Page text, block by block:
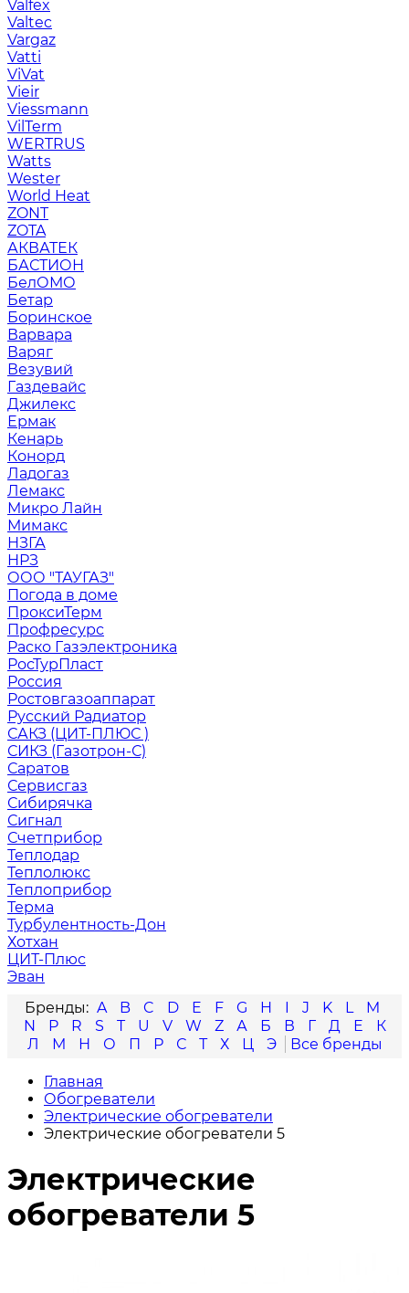
Valfex
Valtec
Vargaz
Vatti
ViVat
Vieir
Viessmann
VilTerm
WERTRUS
Watts
Wester
World Heat
ZONT
ZOTA
АКВАТЕК
БАСТИОН
БелОМО
Бетар
Боринское
Варвара
Варяг
Везувий
Газдевайс
Джилекс
Ермак
Кенарь
Конорд
Ладогаз
Лемакс
Микро Лайн
Мимакс
НЗГА
НРЗ
ООО "ТАУГАЗ"
Погода в доме
ПроксиТерм
Профресурс
Раско Газэлектроника
РосТурПласт
Россия
Ростовгазоаппарат
Русский Радиатор
САКЗ (ЦИТ-ПЛЮС )
СИКЗ (Газотрон-С)
Саратов
Сервисгаз
Сибирячка
Сигнал
Счетприбор
Теплодар
Теплолюкс
Теплоприбор
Терма
Турбулентность-Дон
Хотхан
ЦИТ-Плюс
Эван
A
B C D E F G H I J K L
M
N
P R S T U V W Z А Б В Г Д Е
К
Л
М Н О П Р С Т Х Ц Э
Главная
Обогреватели
Электрические обогреватели
Электрические обогреватели 5
Электрические
обогреватели 5